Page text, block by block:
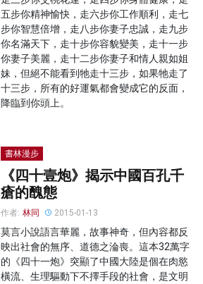
五步你精神愉快，走六步你工作順利，走七
步你智慧倍增，走八步你妻子忠誠，走九步
你名滿天下，走十步你容貌變美，走十一步
你妻子美麗，走十二步你妻子和情人親如姐
妹，但絕不能看到牠走十三步，如果牠走了
十三步，所有的好運氣都會變成它的反面，
降臨到你頭上。
書林漫步
《四十壹炮》揭示中國百孔千
瘡的醜態
作者: 林同 2015-01-13
莫言小說語言華麗，故事神奇，但內容都反
映出社會的無序、道德之淪喪。這本32萬字
的《四十一炮》突顯了中國大陸是個在肉慾
橫流、生理驅動下不擇手段的社會，是文明